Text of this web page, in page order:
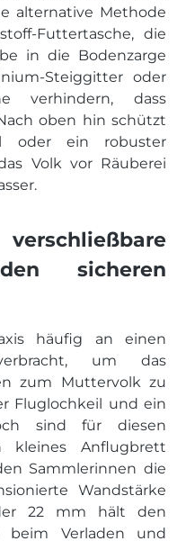
alternative Methode
Futtertasche, die
in die Bodenzarge
Steiggitter oder
verhindern, dass
oben hin schützt
oder ein robuster
Volk vor Räuberei
sicheren
häufig an einen
um das
zum Muttervolk zu
Fluglochkeil und ein
sind für diesen
kleines Anflugbrett
Sammlerinnen die
Wandstärke
22 mm hält den
beim Verladen und